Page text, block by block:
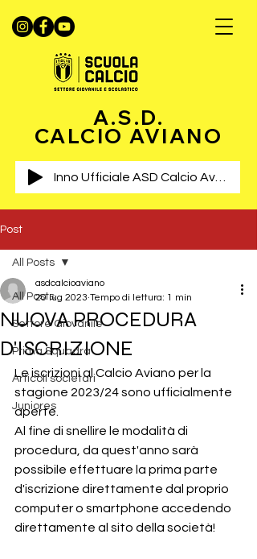
A.S.D.
CALCIO AVIANO
Post
All Posts
Settore Giovanile
Prima Squadra
Articoli societari
Juniores
All Posts
NUOVA PROCEDURA
D'ISCRIZIONE
asdcalcioaviano
20 lug 2023 Tempo di lettura: 1 min
Le iscrizioni al Calcio Aviano per la
stagione 2023/24 sono ufficialmente
aperte.
Al fine di snellire le modalità di
procedura, da quest'anno sarà
possibile effettuare la prima parte
d'iscrizione direttamente dal proprio
computer o smartphone accedendo
direttamente al sito della società!